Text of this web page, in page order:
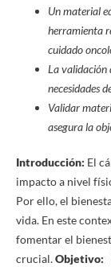
Un material
herramienta
cuidado
La validación
necesidades
Validar
asegura la
Introducción: El
impacto a nivel
Por ello, el
vida. En este
fomentar el
crucial.Objetivo: